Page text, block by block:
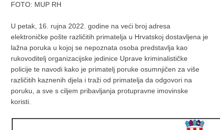
FOTO: MUP RH
U petak, 16. rujna 2022. godine na veći broj adresa
elektroničke pošte različitih primatelja u Hrvatskoj dostavljena je
lažna poruka u kojoj se nepoznata osoba predstavlja kao
rukovoditelj organizacijske jedinice Uprave kriminalističke
policije te navodi kako je primatelj poruke osumnjičen za više
različitih kaznenih djela i traži od primatelja da odgovori na
poruku, a sve s ciljem pribavljanja protupravne imovinske
koristi.